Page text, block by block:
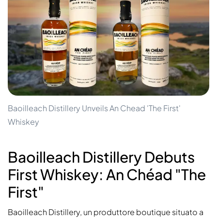
Baoilleach Distillery Unveils An Chead 'The First'
Whiskey
Baoilleach Distillery Debuts
First Whiskey: An Chéad "The
First"
Baoilleach Distillery, un produttore boutique situato a